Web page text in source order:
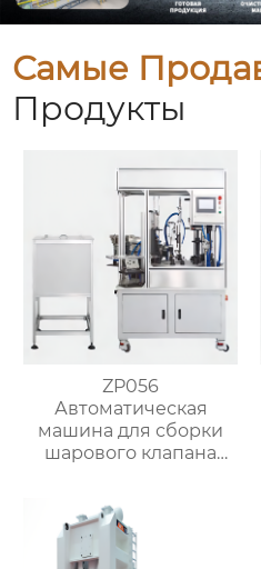
Самые
Продукты
ZP056
Автоматическая
машина для сборки
шарового клапана